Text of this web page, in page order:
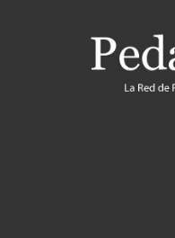
Pedagogía